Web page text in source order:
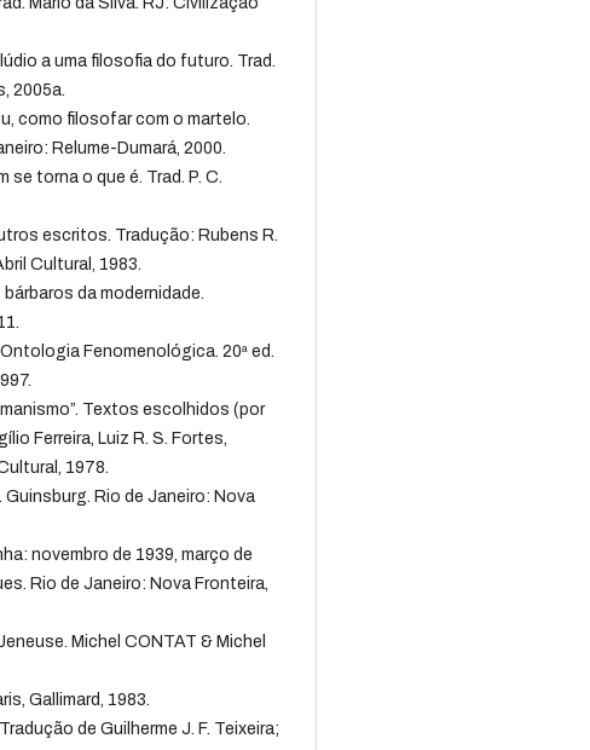
a uma filosofia do futuro. Trad.
2005a.
como filosofar com o martelo.
Relume-Dumará, 2000.
se torna o que é. Trad. P. C.
escritos. Tradução: Rubens R.
Cultural, 1983.
da modernidade.
Fenomenológica. 20ª ed.
Textos escolhidos (por
Ferreira, Luiz R. S. Fortes,
1978.
Rio de Janeiro: Nova
novembro de 1939, março de
Rio de Janeiro: Nova Fronteira,
Michel CONTAT & Michel
Gallimard, 1983.
de Guilherme J. F. Teixeira;